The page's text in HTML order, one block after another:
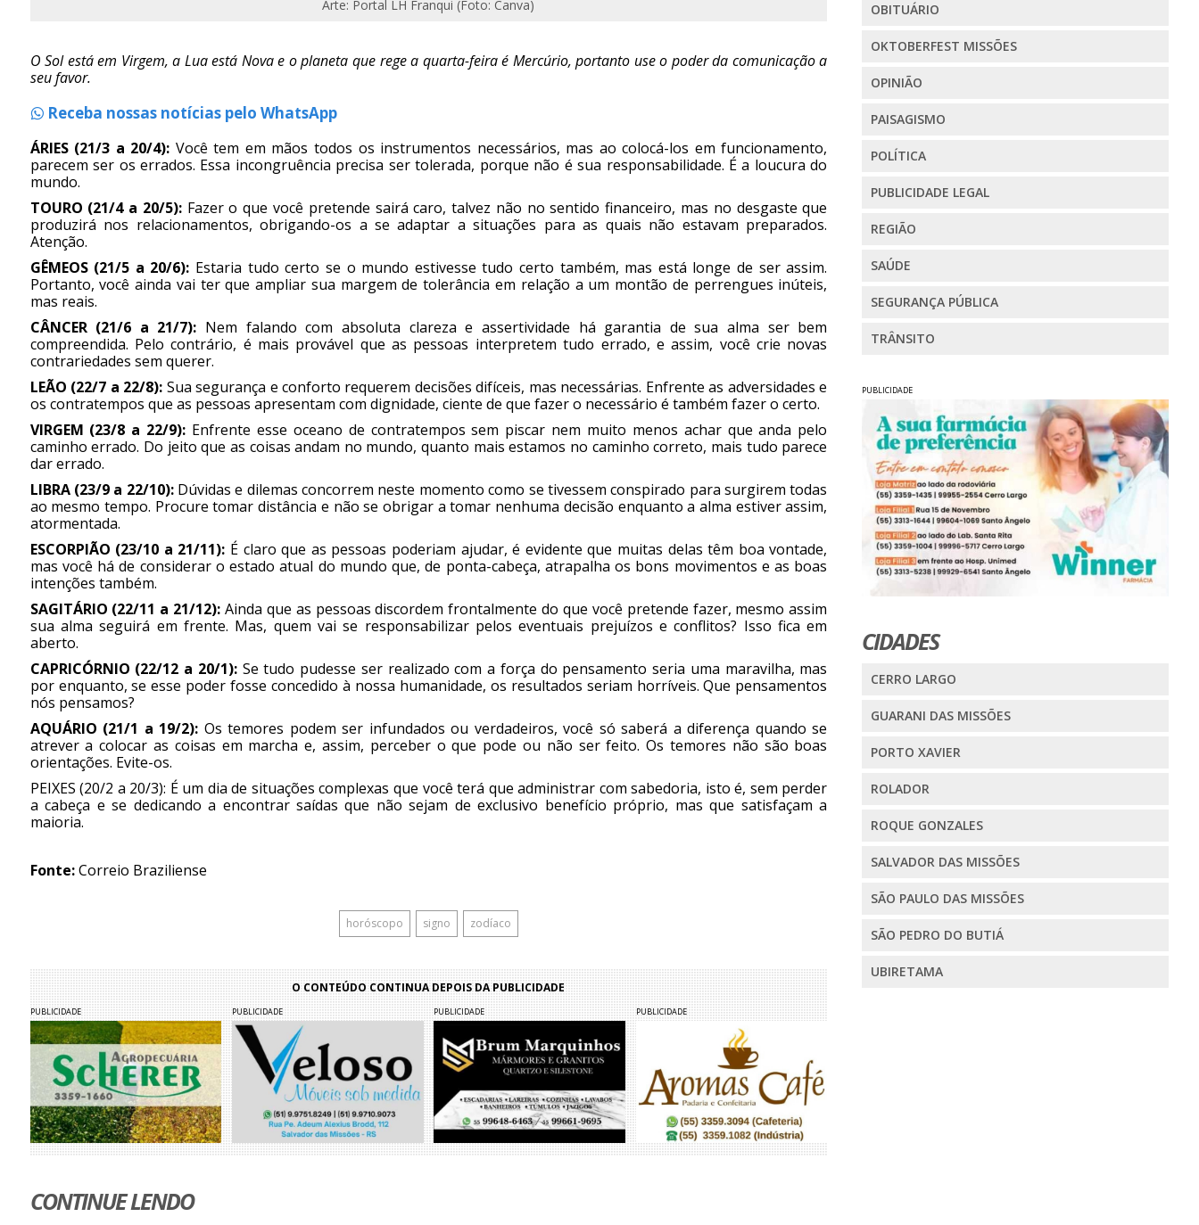
Arte: Portal LH Franqui (Foto: Canva)
O Sol está em Virgem, a Lua está Nova e o planeta que rege a quarta-feira é Mercúrio, portanto use o poder da comunicação a
seu favor.
Receba nossas notícias pelo WhatsApp
ÁRIES (21/3 a 20/4): Você tem em mãos todos os instrumentos necessários, mas ao colocá-los em funcionamento,
parecem ser os errados. Essa incongruência precisa ser tolerada, porque não é sua responsabilidade. É a loucura do
mundo.
TOURO (21/4 a 20/5):Fazer o que você pretende sairá caro, talvez não no sentido financeiro, mas no desgaste que
produzirá nos relacionamentos, obrigando-os a se adaptar a situações para as quais não estavam preparados.
Atenção.
GÊMEOS (21/5 a 20/6): Estaria tudo certo se o mundo estivesse tudo certo também, mas está longe de ser assim.
Portanto, você ainda vai ter que ampliar sua margem de tolerância em relação a um montão de perrengues inúteis,
mas reais.
CÂNCER (21/6 a 21/7): Nem falando com absoluta clareza e assertividade há garantia de sua alma ser bem
compreendida. Pelo contrário, é mais provável que as pessoas interpretem tudo errado, e assim, você crie novas
contrariedades sem querer.
LEÃO (22/7 a 22/8): Sua segurança e conforto requerem decisões difíceis, mas necessárias. Enfrente as adversidades e
os contratempos que as pessoas apresentam com dignidade, ciente de que fazer o necessário é também fazer o certo.
VIRGEM (23/8 a 22/9): Enfrente esse oceano de contratempos sem piscar nem muito menos achar que anda pelo
caminho errado. Do jeito que as coisas andam no mundo, quanto mais estamos no caminho correto, mais tudo parece
dar errado.
LIBRA (23/9 a 22/10):Dúvidas e dilemas concorrem neste momento como se tivessem conspirado para surgirem todas
ao mesmo tempo. Procure tomar distância e não se obrigar a tomar nenhuma decisão enquanto a alma estiver assim,
atormentada.
ESCORPIÃO (23/10 a 21/11): É claro que as pessoas poderiam ajudar, é evidente que muitas delas têm boa vontade,
mas você há de considerar o estado atual do mundo que, de ponta-cabeça, atrapalha os bons movimentos e as boas
intenções também.
SAGITÁRIO (22/11 a 21/12):Ainda que as pessoas discordem frontalmente do que você pretende fazer, mesmo assim
sua alma seguirá em frente. Mas, quem vai se responsabilizar pelos eventuais prejuízos e conflitos? Isso fica em
aberto.
CAPRICÓRNIO (22/12 a 20/1):Se tudo pudesse ser realizado com a força do pensamento seria uma maravilha, mas
por enquanto, se esse poder fosse concedido à nossa humanidade, os resultados seriam horríveis. Que pensamentos
nós pensamos?
AQUÁRIO (21/1 a 19/2): Os temores podem ser infundados ou verdadeiros, você só saberá a diferença quando se
atrever a colocar as coisas em marcha e, assim, perceber o que pode ou não ser feito. Os temores não são boas
orientações. Evite-os.
PEIXES (20/2 a 20/3): É um dia de situações complexas que você terá que administrar com sabedoria, isto é, sem perder
a cabeça e se dedicando a encontrar saídas que não sejam de exclusivo benefício próprio, mas que satisfaçam a
maioria.
Fonte:Correio Braziliense
horóscopo signo zodíaco
O CONTEÚDO CONTINUA DEPOIS DA PUBLICIDADE
PUBLICIDADE PUBLICIDADE PUBLICIDADE PUBLICIDADE
CONTINUE LENDO
OBITUÁRIO
OKTOBERFEST MISSÕES
OPINIÃO
PAISAGISMO
POLÍTICA
PUBLICIDADE LEGAL
REGIÃO
SAÚDE
SEGURANÇA PÚBLICA
TRÂNSITO
PUBLICIDADE
CIDADES
CERRO LARGO
GUARANI DAS MISSÕES
PORTO XAVIER
ROLADOR
ROQUE GONZALES
SALVADOR DAS MISSÕES
SÃO PAULO DAS MISSÕES
SÃO PEDRO DO BUTIÁ
UBIRETAMA